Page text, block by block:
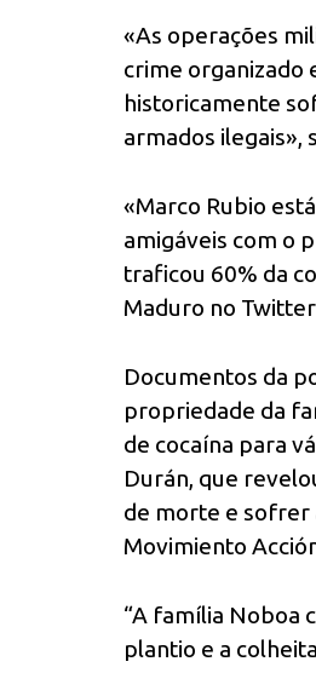
«As operações
crime organizado
historicamente
armados ilegais»,
«Marco Rubio
amigáveis com o
traficou 60% da
Maduro no
Documentos da
propriedade da
de cocaína para
Durán, que
de morte e sofrer
Movimiento
“A família Noboa
plantio e a